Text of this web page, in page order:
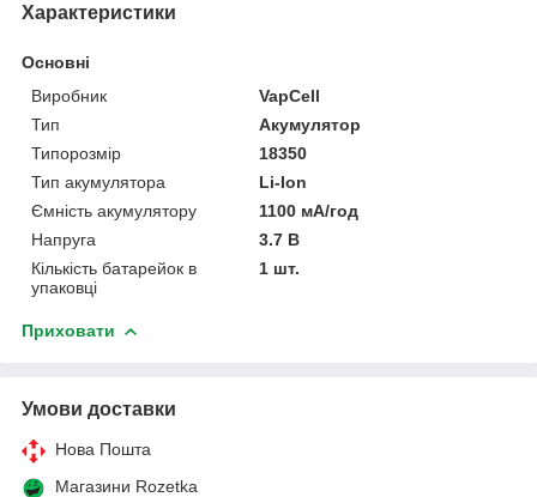
Характеристики
Основні
Виробник
VapCell
Тип
Акумулятор
Типорозмір
18350
Тип акумулятора
Li-Ion
Ємність акумулятору
1100 мА/год
Напруга
3.7 В
Кількість батарейок в
упаковці
1 шт.
Приховати
Умови доставки
Нова Пошта
Магазини Rozetka